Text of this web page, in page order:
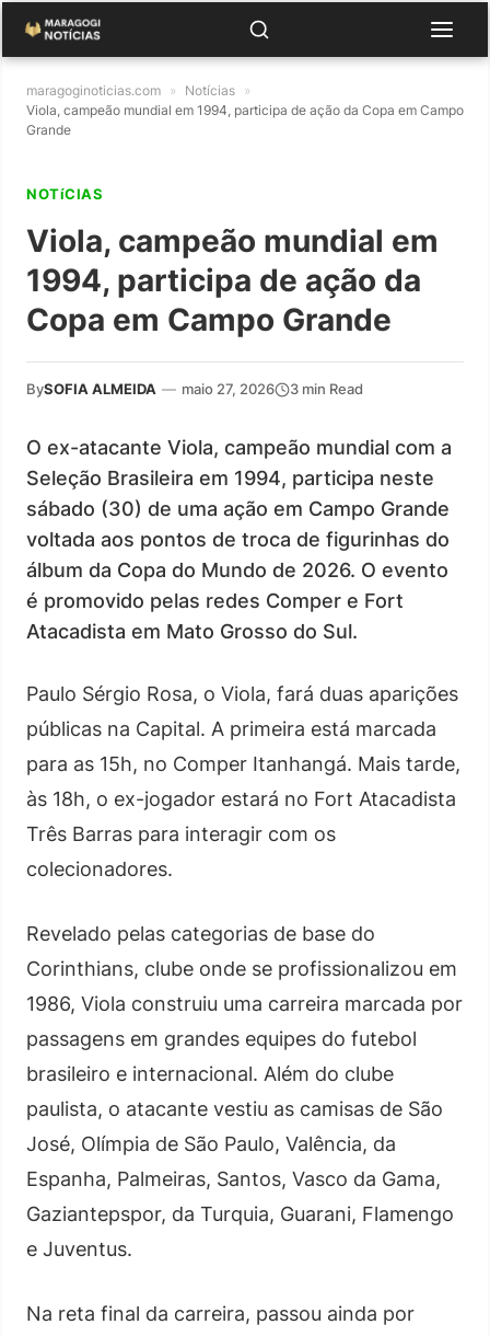
maragoginoticias.com » Notícias »
Viola, campeão mundial em 1994, participa de ação da Copa em Campo
Grande
NOTíCIAS
Viola, campeão mundial em
1994, participa de ação da
Copa em Campo Grande
BySOFIA ALMEIDA — maio 27, 2026 3 min Read
O ex-atacante Viola, campeão mundial com a
Seleção Brasileira em 1994, participa neste
sábado (30) de uma ação em Campo Grande
voltada aos pontos de troca de figurinhas do
álbum da Copa do Mundo de 2026. O evento
é promovido pelas redes Comper e Fort
Atacadista em Mato Grosso do Sul.
Paulo Sérgio Rosa, o Viola, fará duas aparições
públicas na Capital. A primeira está marcada
para as 15h, no Comper Itanhangá. Mais tarde,
às 18h, o ex-jogador estará no Fort Atacadista
Três Barras para interagir com os
colecionadores.
Revelado pelas categorias de base do
Corinthians, clube onde se profissionalizou em
1986, Viola construiu uma carreira marcada por
passagens em grandes equipes do futebol
brasileiro e internacional. Além do clube
paulista, o atacante vestiu as camisas de São
José, Olímpia de São Paulo, Valência, da
Espanha, Palmeiras, Santos, Vasco da Gama,
Gaziantepspor, da Turquia, Guarani, Flamengo
e Juventus.
Na reta final da carreira, passou ainda por